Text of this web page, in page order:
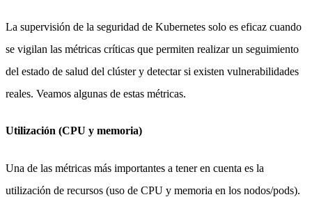
La supervisión de la seguridad de Kubernetes solo es eficaz cuando
se vigilan las métricas críticas que permiten realizar un seguimiento
del estado de salud del clúster y detectar si existen vulnerabilidades
reales. Veamos algunas de estas métricas.
Utilización (CPU y memoria)
Una de las métricas más importantes a tener en cuenta es la
utilización de recursos (uso de CPU y memoria en los nodos/pods).